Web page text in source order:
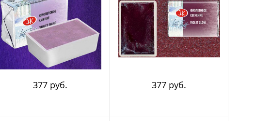
377 руб. 377 руб.